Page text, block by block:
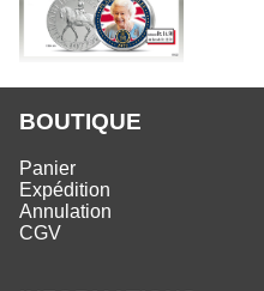
BOUTIQUE
Panier
Expédition
Annulation
CGV